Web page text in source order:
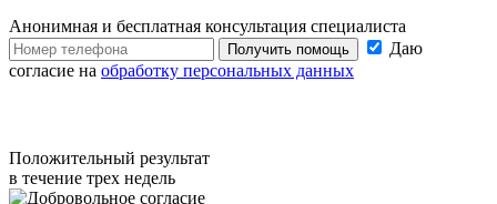
Анонимная и бесплатная консультация специалиста
Получить помощь
Даю
согласие на обработку персональных данных
Положительный результат
в течение трех недель